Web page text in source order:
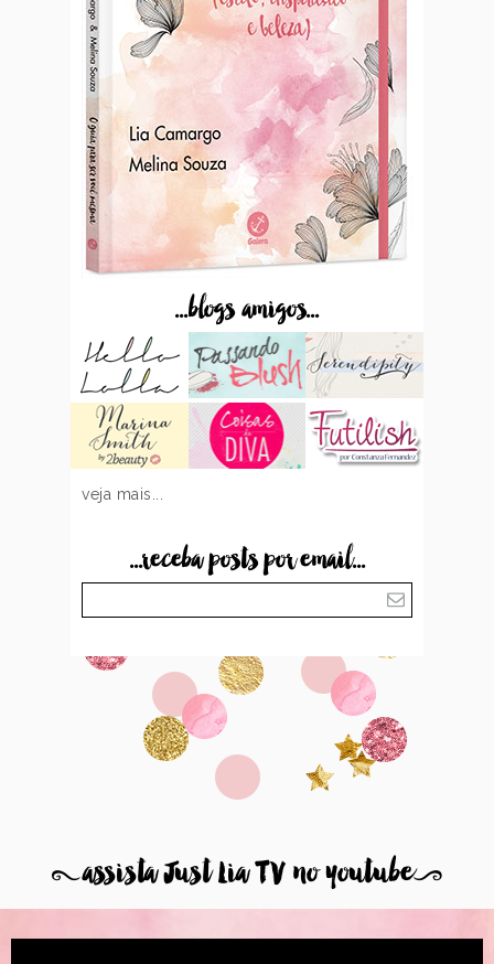
...blogs amigos...
veja mais...
...receba posts por email...
8assista Just Lia TV no youtube9